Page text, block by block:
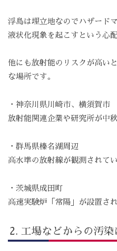
浮島は埋立地なのでハザード
液状化現象を起こすという心
他にも放射能のリスクが高い
な場所です。
・神奈川県川崎市、横須賀市
放射能関連企業や研究所が中
・群馬県榛名湖周辺
高水準の放射線が観測されて
・茨城県成田町
高速実験炉「常陽」が設置さ
工場などからの汚染